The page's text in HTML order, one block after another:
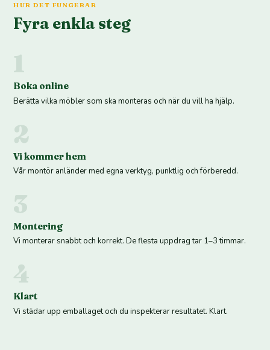
HUR DET FUNGERAR
Fyra enkla steg
1
Boka online
Berätta vilka möbler som ska monteras och när du vill ha hjälp.
2
Vi kommer hem
Vår montör anländer med egna verktyg, punktlig och förberedd.
3
Montering
Vi monterar snabbt och korrekt. De flesta uppdrag tar 1–3 timmar.
4
Klart
Vi städar upp emballaget och du inspekterar resultatet. Klart.